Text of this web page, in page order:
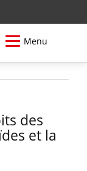
Menu
des
et la